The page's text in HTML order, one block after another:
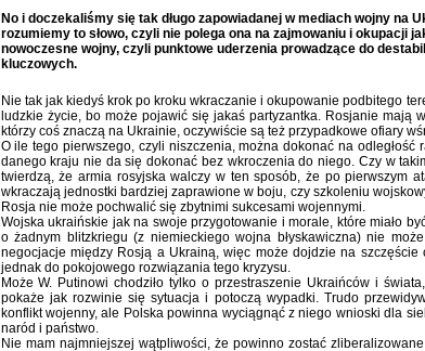
No i doczekaliśmy się tak długo zapowiadanej w mediach wojny na
rozumiemy to słowo, czyli nie polega ona na zajmowaniu i okupacji
nowoczesne wojny, czyli punktowe uderzenia prowadzące do
kluczowych.
Nie tak jak kiedyś krok po kroku wkraczanie i okupowanie podbitego
ludzkie życie, bo może pojawić się jakaś partyzantka. Rosjanie mają
którzy coś znaczą na Ukrainie, oczywiście są też przypadkowe ofiary
O ile tego pierwszego, czyli niszczenia, można dokonać na
danego kraju nie da się dokonać bez wkroczenia do niego. Czy w
twierdzą, że armia rosyjska walczy w ten sposób, że po pierwszym
wkraczają jednostki bardziej zaprawione w boju, czy szkoleniu
Rosja nie może pochwalić się zbytnimi sukcesami wojennymi.
Wojska ukraińskie jak na swoje przygotowanie i morale, które miało
o żadnym blitzkriegu (z niemieckiego wojna błyskawiczna) nie
negocjacje między Rosją a Ukrainą, więc może dojdzie na
jednak do pokojowego rozwiązania tego kryzysu.
Może W. Putinowi chodziło tylko o przestraszenie Ukraińców i
pokaże jak rozwinie się sytuacja i potoczą wypadki. Trudo
konflikt wojenny, ale Polska powinna wyciągnąć z niego wnioski dla
naród i państwo.
Nie mam najmniejszej wątpliwości, że powinno zostać